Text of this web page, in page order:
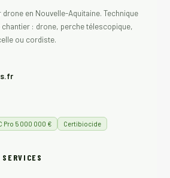
en Nouvelle-Aquitaine. Technique
chantier : drone, perche télescopique,
ou cordiste.
Pro 5 000 000 € Certibiocide
SERVICES